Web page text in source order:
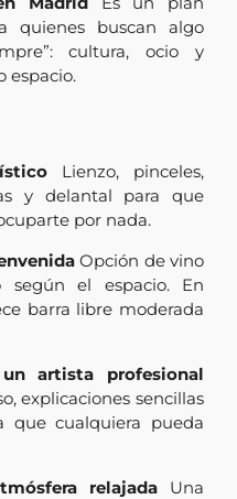
quienes buscan algo
cultura, ocio y
espacio.
Lienzo, pinceles,
y delantal para que
por nada.
Opción de vino
según el espacio. En
barra libre moderada
artista profesional
explicaciones sencillas
que cualquiera pueda
relajada Una